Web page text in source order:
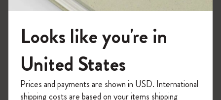
データを保護するためにパスコードを設定します。この
たりすることはできますが、ノートのデータにアクセス
することはできません。初期設定時にこのパスワードの
設定を推奨しますが、スキップすることもできます。後
日設定す津場合には、右上のペンアイコンを押し4桁の
パスコードを入力します。間違ったパスコードを10回入
力すると、ペンの内蔵メモリーに保存されたデータは消
去されます。
モレスキンの世界へようこそ
「WELCOME10」を入力すると、初回注
Looks like you're in
United States
Prices and payments are shown in USD. International
shipping costs are based on your items shipping